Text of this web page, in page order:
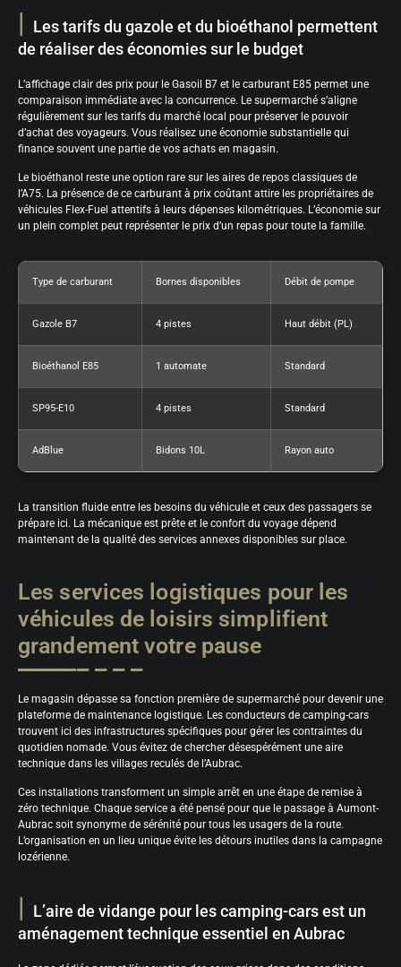
Les tarifs du gazole et du bioéthanol permettent
de réaliser des économies sur le budget
L’affichage clair des prix pour le Gasoil B7 et le carburant E85 permet une
comparaison immédiate avec la concurrence. Le supermarché s’aligne
régulièrement sur les tarifs du marché local pour préserver le pouvoir
d’achat des voyageurs. Vous réalisez une économie substantielle qui
finance souvent une partie de vos achats en magasin.
Le bioéthanol reste une option rare sur les aires de repos classiques de
l’A75. La présence de ce carburant à prix coûtant attire les propriétaires de
véhicules Flex-Fuel attentifs à leurs dépenses kilométriques. L’économie sur
un plein complet peut représenter le prix d’un repas pour toute la famille.
Type de carburant Bornes disponibles Débit de pompe
Gazole B7 4 pistes Haut débit (PL)
Bioéthanol E85 1 automate Standard
SP95-E10 4 pistes Standard
AdBlue Bidons 10L Rayon auto
La transition fluide entre les besoins du véhicule et ceux des passagers se
prépare ici. La mécanique est prête et le confort du voyage dépend
maintenant de la qualité des services annexes disponibles sur place.
Les services logistiques pour les
véhicules de loisirs simplifient
grandement votre pause
Le magasin dépasse sa fonction première de supermarché pour devenir une
plateforme de maintenance logistique. Les conducteurs de camping-cars
trouvent ici des infrastructures spécifiques pour gérer les contraintes du
quotidien nomade. Vous évitez de chercher désespérément une aire
technique dans les villages reculés de l’Aubrac.
Ces installations transforment un simple arrêt en une étape de remise à
zéro technique. Chaque service a été pensé pour que le passage à Aumont-
Aubrac soit synonyme de sérénité pour tous les usagers de la route.
L’organisation en un lieu unique évite les détours inutiles dans la campagne
lozérienne.
L’aire de vidange pour les camping-cars est un
aménagement technique essentiel en Aubrac